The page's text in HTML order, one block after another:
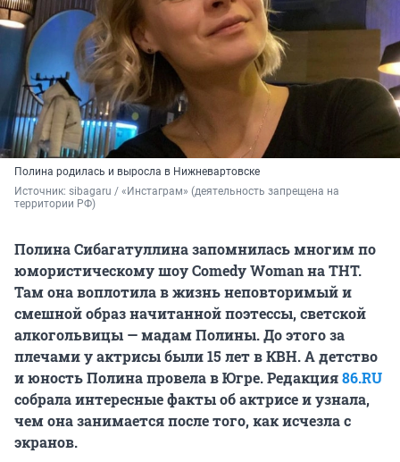
Полина родилась и выросла в Нижневартовске
Источник: sibagaru / «Инстаграм» (деятельность запрещена на
территории РФ)
Полина Сибагатуллина запомнилась многим по
юмористическому шоу Comedy Woman на ТНТ.
Там она воплотила в жизнь неповторимый и
смешной образ начитанной поэтессы, светской
алкогольвицы — мадам Полины. До этого за
плечами у актрисы были 15 лет в КВН. А детство
и юность Полина провела в Югре. Редакция86.RU
собрала интересные факты об актрисе и узнала,
чем она занимается после того, как исчезла с
экранов.